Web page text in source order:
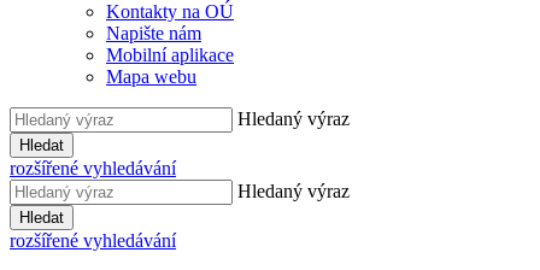
Kontakty na OÚ
Napište nám
Mobilní aplikace
Mapa webu
Hledaný výraz
Hledat
rozšířené vyhledávání
Hledaný výraz
Hledat
rozšířené vyhledávání